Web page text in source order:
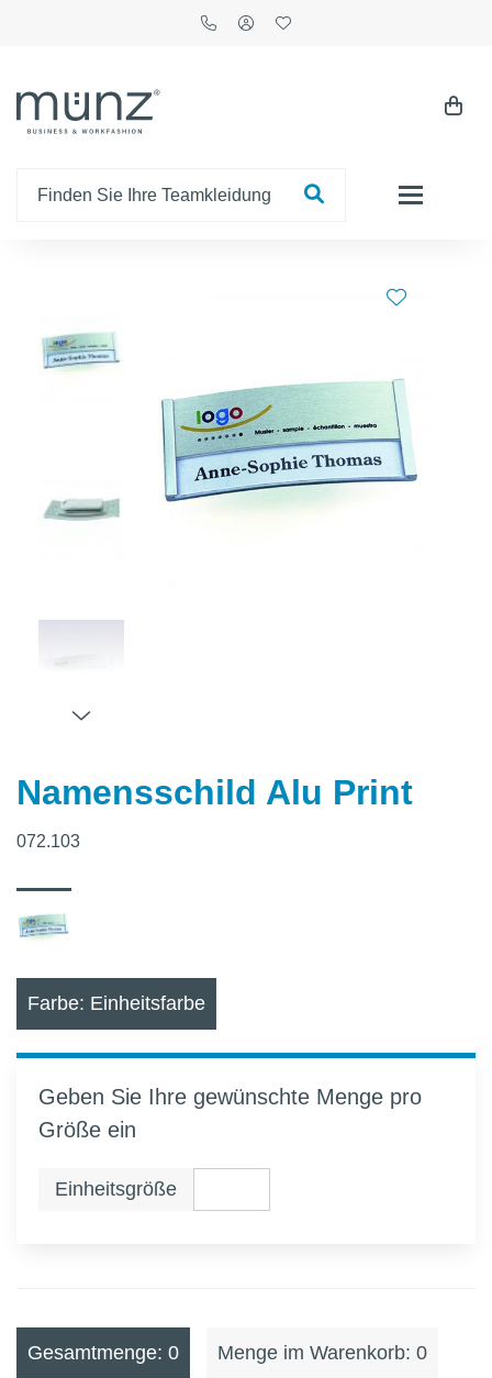
Namensschild Alu Print
072.103
Farbe: Einheitsfarbe
Geben Sie Ihre gewünschte Menge pro
Größe ein
Einheitsgröße
Gesamtmenge: 0 Menge im Warenkorb: 0